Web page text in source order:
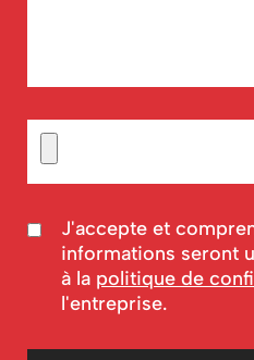
J'accepte et
informations seront
à la politique de
l'entreprise.